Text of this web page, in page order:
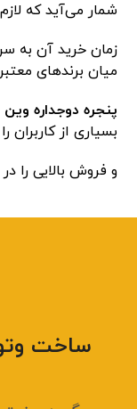
شمار می‌آید که
زمان خرید آن به
میان برندهای
پنجره دوجداره
بسیاری از کاربران
و فروش بالایی را در
ساخت